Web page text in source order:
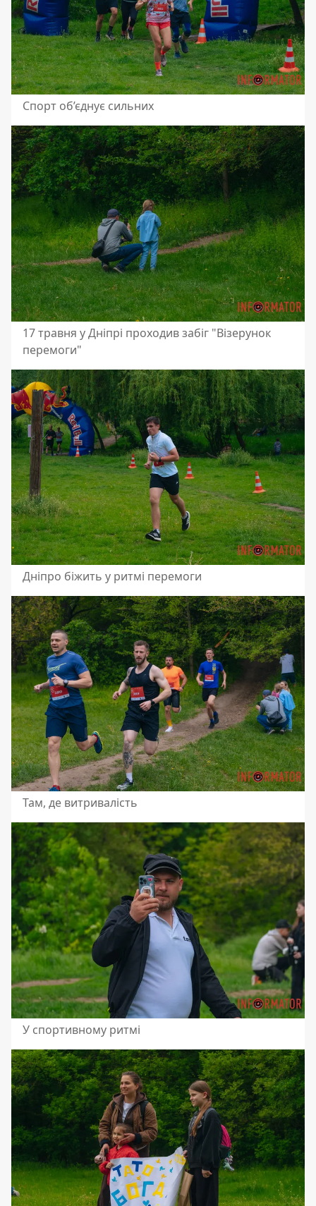
Спорт об’єднує сильних
17 травня у Дніпрі проходив забіг "Візерунок
перемоги"
Дніпро біжить у ритмі перемоги
Там, де витривалість
У спортивному ритмі